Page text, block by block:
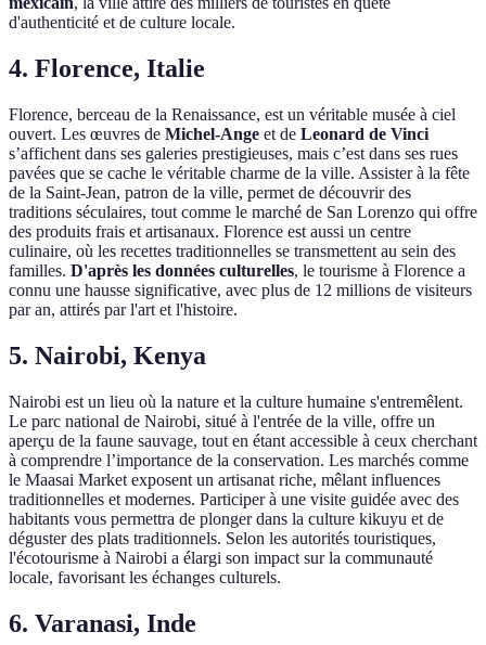
d'authenticité et de culture locale.
4. Florence, Italie
Florence, berceau de la Renaissance, est un véritable musée à ciel
ouvert. Les œuvres de Michel-Ange et de Leonard de Vinci
s’affichent dans ses galeries prestigieuses, mais c’est dans ses rues
pavées que se cache le véritable charme de la ville. Assister à la fête
de la Saint-Jean, patron de la ville, permet de découvrir des
traditions séculaires, tout comme le marché de San Lorenzo qui offre
des produits frais et artisanaux. Florence est aussi un centre
culinaire, où les recettes traditionnelles se transmettent au sein des
familles. D'après les données culturelles, le tourisme à Florence a
connu une hausse significative, avec plus de 12 millions de visiteurs
par an, attirés par l'art et l'histoire.
5. Nairobi, Kenya
Nairobi est un lieu où la nature et la culture humaine s'entremêlent.
Le parc national de Nairobi, situé à l'entrée de la ville, offre un
aperçu de la faune sauvage, tout en étant accessible à ceux cherchant
à comprendre l’importance de la conservation. Les marchés comme
le Maasai Market exposent un artisanat riche, mêlant influences
traditionnelles et modernes. Participer à une visite guidée avec des
habitants vous permettra de plonger dans la culture kikuyu et de
déguster des plats traditionnels. Selon les autorités touristiques,
l'écotourisme à Nairobi a élargi son impact sur la communauté
locale, favorisant les échanges culturels.
6. Varanasi, Inde